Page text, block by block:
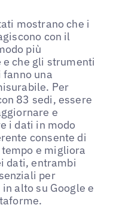
mostrano che i
con il
più
e che gli strumenti
una
Per
83 sedi, essere
e
i dati in modo
consente di
e migliora
dati, entrambi
per
alto su Google e